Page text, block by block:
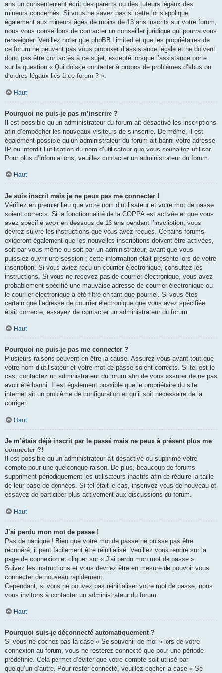
ans un consentement écrit des parents ou des tuteurs légaux des
mineurs concernés. Si vous ne savez pas si cette loi s’applique
également aux mineurs âgés de moins de 13 ans inscrits sur votre forum,
nous vous conseillons de contacter un conseiller juridique qui pourra vous
renseigner. Veuillez noter que phpBB Limited et que les propriétaires de
ce forum ne peuvent pas vous proposer d’assistance légale et ne doivent
donc pas être contactés à ce sujet, excepté lorsque l’assistance porte
sur la question « Qui dois-je contacter à propos de problèmes d’abus ou
d’ordres légaux liés à ce forum ? ».
Haut
Pourquoi ne puis-je pas m’inscrire ?
Il est possible qu’un administrateur du forum ait désactivé les inscriptions
afin d’empêcher les nouveaux visiteurs de s’inscrire. De même, il est
également possible qu’un administrateur du forum ait banni votre adresse
IP ou interdit l’utilisation du nom d’utilisateur que vous souhaitez utiliser.
Pour plus d’informations, veuillez contacter un administrateur du forum.
Haut
Je suis inscrit mais je ne peux pas me connecter !
Vérifiez en premier lieu que votre nom d’utilisateur et votre mot de passe
soient corrects. Si la fonctionnalité de la COPPA est activée et que vous
avez spécifié avoir en dessous de 13 ans pendant l’inscription, vous
devrez suivre les instructions que vous avez reçues. Certains forums
exigeront également que les nouvelles inscriptions doivent être activées,
soit par vous-même ou soit par un administrateur, avant que vous
puissiez ouvrir une session ; cette information était présente lors de votre
inscription. Si vous aviez reçu un courrier électronique, consultez les
instructions. Si vous ne recevez pas de courrier électronique, vous avez
probablement spécifié une mauvaise adresse de courrier électronique ou
le courrier électronique a été filtré en tant que pourriel. Si vous êtes
certain que l’adresse de courrier électronique que vous avez spécifiée
était correcte, essayez de contacter un administrateur du forum.
Haut
Pourquoi ne puis-je pas me connecter ?
Plusieurs raisons peuvent en être la cause. Assurez-vous avant tout que
votre nom d’utilisateur et votre mot de passe soient corrects. Si tel est le
cas, contactez un administrateur du forum afin de vous assurer de ne pas
avoir été banni. Il est également possible que le propriétaire du site
internet ait un problème de configuration et qu’il soit nécessaire de la
corriger.
Haut
Je m’étais déjà inscrit par le passé mais ne peux à présent plus me
connecter ?!
Il est possible qu’un administrateur ait désactivé ou supprimé votre
compte pour une quelconque raison. De plus, beaucoup de forums
suppriment périodiquement les utilisateurs inactifs afin de réduire la taille
de leur base de données. Si tel était le cas, inscrivez-vous de nouveau et
essayez de participer plus activement aux discussions du forum.
Haut
J’ai perdu mon mot de passe !
Pas de panique ! Bien que votre mot de passe ne puisse pas être
récupéré, il peut facilement être réinitialisé. Veuillez vous rendre sur la
page de connexion et cliquer sur « J’ai perdu mon mot de passe ».
Suivez les instructions et vous devriez être en mesure de pouvoir vous
connecter de nouveau rapidement.
Cependant, si vous ne pouvez pas réinitialiser votre mot de passe, nous
vous invitons à contacter un administrateur du forum.
Haut
Pourquoi suis-je déconnecté automatiquement ?
Si vous ne cochez pas la case « Se souvenir de moi » lors de votre
connexion au forum, vous ne resterez connecté que pour une période
prédéfinie. Cela permet d’éviter que votre compte soit utilisé par
quelqu’un d’autre. Pour rester connecté, veuillez cocher la case « Se